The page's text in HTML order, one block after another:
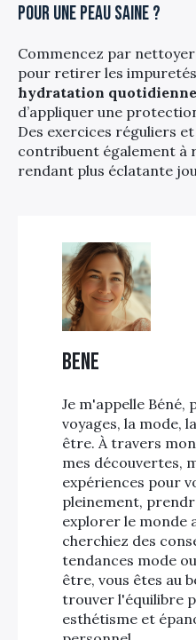
pour une peau saine ?
Commencez par
pour retirer les
hydratation quotidienne
d’appliquer une
Des exercices réguliers
contribuent également à
rendant plus éclatante
Bene
Je m'appelle Béné,
voyages, la mode,
être. À travers
mes découvertes,
expériences pour
pleinement,
explorer le monde
cherchiez des
tendances mode
être, vous êtes au
trouver l'équilibre
esthétisme et